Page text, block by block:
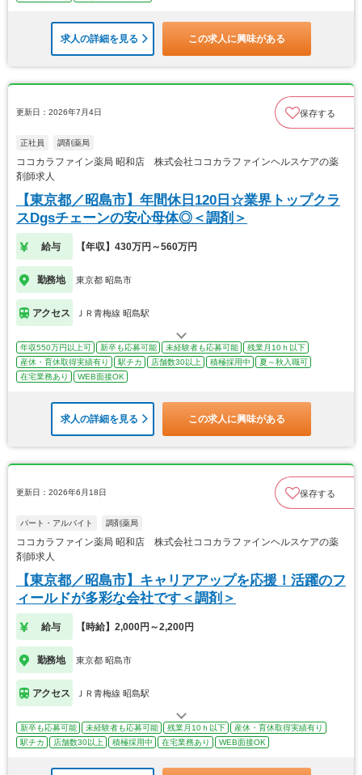
求人の詳細を見る この求人に興味がある
更新日：2026年7月4日 保存する
正社員 調剤薬局
ココカラファイン薬局 昭和店 株式会社ココカラファインヘルスケアの薬
剤師求人
【東京都／昭島市】年間休日120日☆業界トップクラ
スDgsチェーンの安心母体◎＜調剤＞
給与 【年収】430万円～560万円
勤務地 東京都 昭島市
アクセス ＪＲ青梅線 昭島駅
年収550万円以上可 新卒も応募可能 未経験者も応募可能
残業月10ｈ以下
産休・育休取得実績有り
駅チカ 店舗数30以上 積極採用中
夏～秋入職可
在宅業務あり
WEB面接OK
求人の詳細を見る この求人に興味がある
更新日：2026年6月18日 保存する
パート・アルバイト 調剤薬局
ココカラファイン薬局 昭和店 株式会社ココカラファインヘルスケアの薬
剤師求人
【東京都／昭島市】キャリアアップを応援！活躍のフ
ィールドが多彩な会社です＜調剤＞
給与 【時給】2,000円～2,200円
勤務地 東京都 昭島市
アクセス ＪＲ青梅線 昭島駅
新卒も応募可能 未経験者も応募可能 残業月10ｈ以下
産休・育休取得実績有り
駅チカ
店舗数30以上 積極採用中 在宅業務あり WEB面接OK